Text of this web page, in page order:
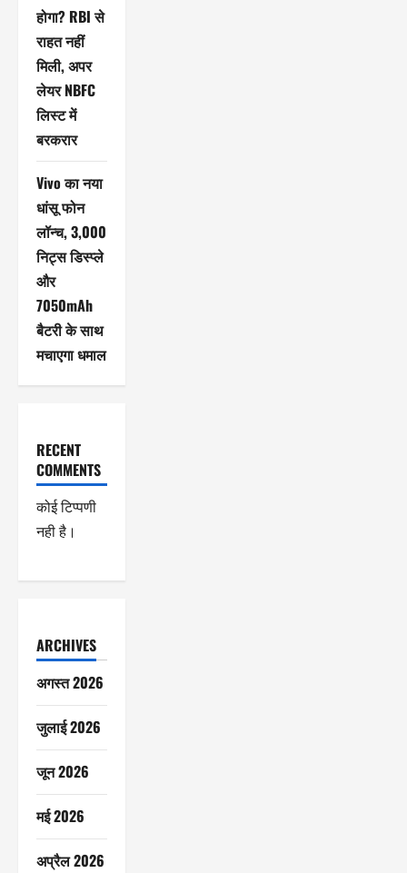
होगा? RBI से
राहत नहीं
मिली, अपर
लेयर NBFC
लिस्ट में
बरकरार
Vivo का नया
धांसू फोन
लॉन्च, 3,000
निट्स डिस्प्ले
और
7050mAh
बैटरी के साथ
मचाएगा धमाल
RECENT
COMMENTS
कोई टिप्पणी
नही है।
ARCHIVES
अगस्त 2026
जुलाई 2026
जून 2026
मई 2026
अप्रैल 2026